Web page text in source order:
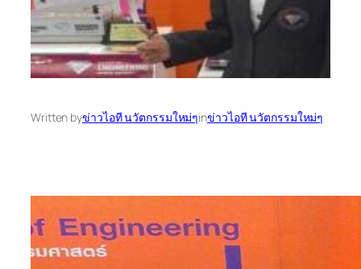
Written byข่าวไอที นวัตกรรมใหม่ๆinข่าวไอที นวัตกรรมใหม่ๆ